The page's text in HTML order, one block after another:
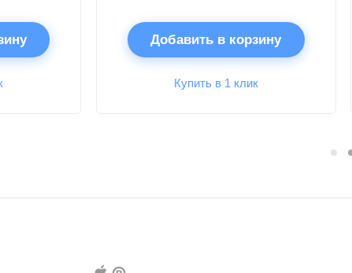
Добавить в корзину
Купить в 1 клик